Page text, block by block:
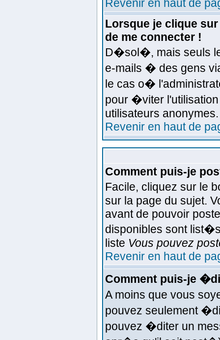
Revenir en haut de
Lorsque je clique
de me connecter !
D�sol�, mais seuls
e-mails � des gens
le cas o�
pour �viter
utilisateurs anonymes.
Revenir en haut de
Comment puis-je
Facile, cliquez sur le
sur la page du sujet.
avant de pouvoir
disponibles sont
liste Vous pouvez
Revenir en haut de
Comment puis-je
A moins que vous
pouvez seulement
pouvez �diter un